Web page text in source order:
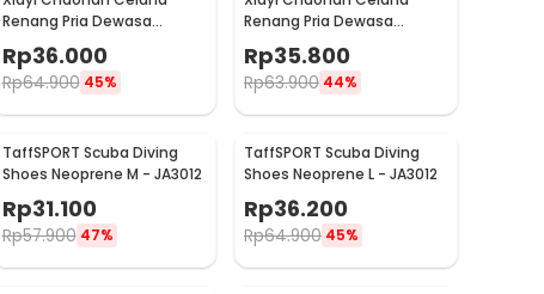
Renang Pria Dewasa
Swimming XXL - 1706-1
Rp36.000
Rp64.900 45%
Renang Pria Dewasa
Swimming L - 1706-1
Rp35.800
Rp63.900 44%
TaffSPORT Scuba Diving
Shoes Neoprene M - JA3012
Rp31.100
Rp57.900 47%
TaffSPORT Scuba Diving
Shoes Neoprene L - JA3012
Rp36.200
Rp64.900 45%